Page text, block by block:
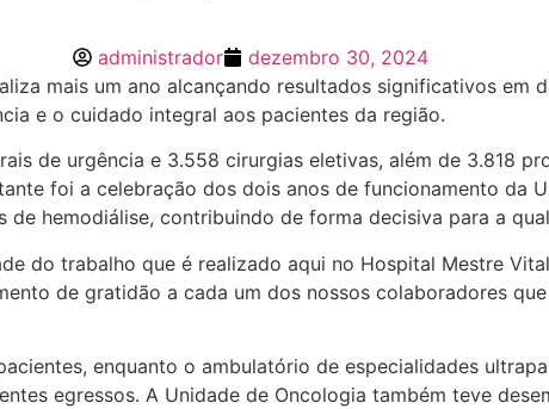
administrador
dezembro 30, 2024
mais um ano alcançando resultados significativos em
e o cuidado integral aos pacientes da região.
de urgência e 3.558 cirurgias eletivas, além de 3.818
foi a celebração dos dois anos de funcionamento da
de hemodiálise, contribuindo de forma decisiva para a
do trabalho que é realizado aqui no Hospital Mestre
de gratidão a cada um dos nossos colaboradores
enquanto o ambulatório de especialidades
egressos. A Unidade de Oncologia também teve